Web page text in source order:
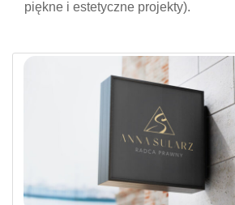
piękne i estetyczne projekty).